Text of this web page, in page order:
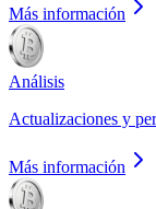
Más información
Análisis
Actualizaciones y
Más información